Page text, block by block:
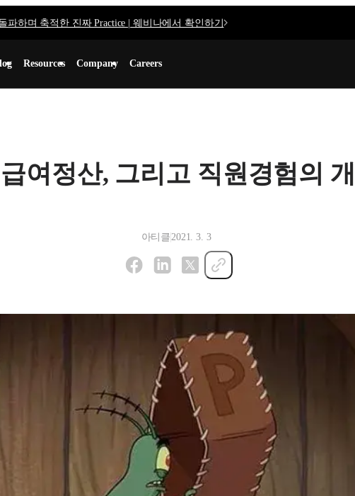
파하며 축적한 진짜 Practice | 웨비나에서 확인하기
Resources Company Careers
급여정산, 그리고 직원경험의
아티클2021. 3. 3